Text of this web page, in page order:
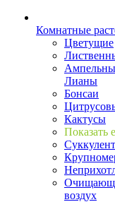
Комнатные
Цветущие
Лианы
Бонсаи
Кактусы
Показать
воздух